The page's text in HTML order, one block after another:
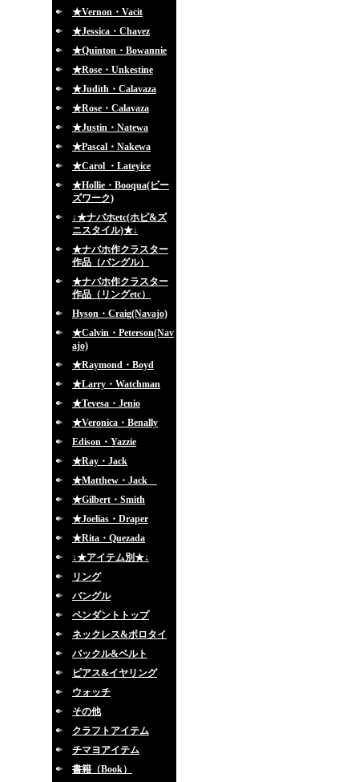
★Vernon・Vacit
★Jessica・Chavez
★Quinton・Bowannie
★Rose・Unkestine
★Judith・Calavaza
★Rose・Calavaza
★Justin・Natewa
★Pascal・Nakewa
★Carol ・Lateyice
★Hollie・Booqua(ビー
ズワーク)
↓★ナバホetc(ホピ&ズ
ニスタイル)★↓
★ナバホ作クラスター
作品（バングル）
★ナバホ作クラスター
作品（リングetc）
Hyson・Craig(Navajo)
★Calvin・Peterson(Nav
ajo)
★Raymond・Boyd
★Larry・Watchman
★Tevesa・Jenio
★Veronica・Benally
Edison・Yazzie
★Ray・Jack
★Matthew・Jack
★Gilbert・Smith
★Joelias・Draper
★Rita・Quezada
↓★アイテム別★↓
リング
バングル
ペンダントトップ
ネックレス&ボロタイ
バックル&ベルト
ピアス&イヤリング
ウォッチ
その他
クラフトアイテム
チマヨアイテム
書籍（Book）